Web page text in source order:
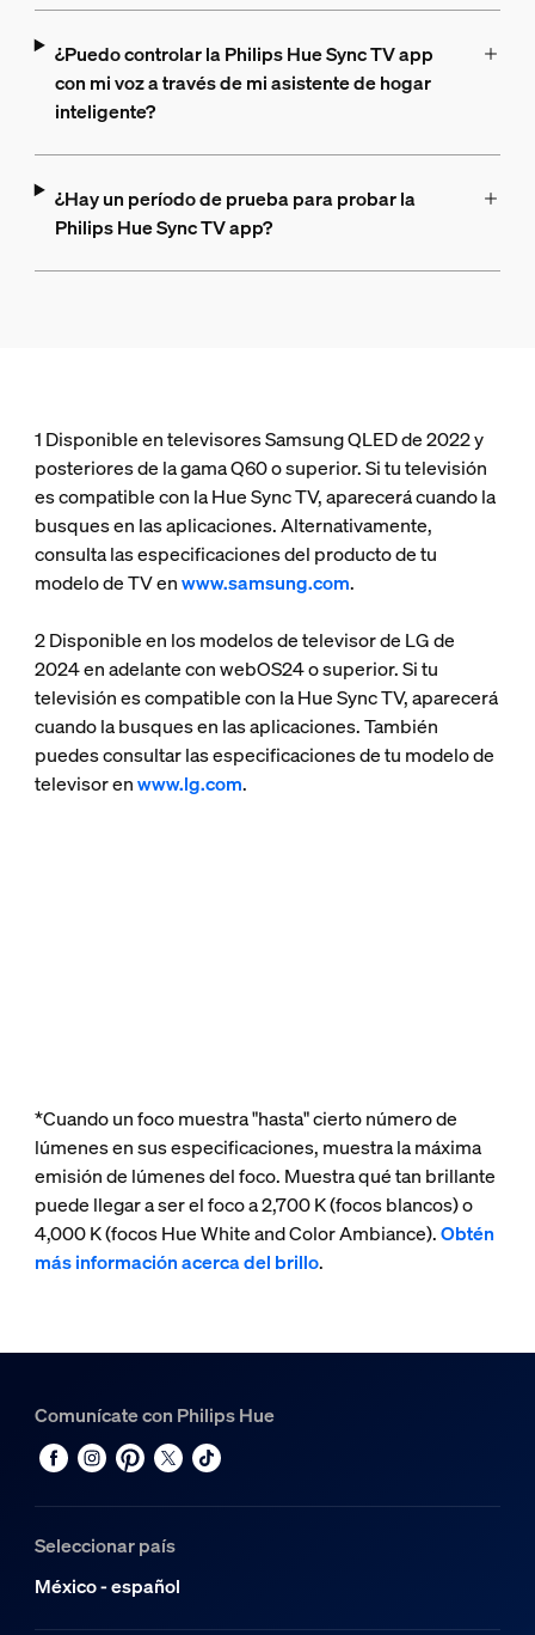
¿Puedo controlar la Philips Hue Sync TV app
con mi voz a través de mi asistente de hogar
inteligente?
¿Hay un período de prueba para probar la
Philips Hue Sync TV app?
1 Disponible en televisores Samsung QLED de 2022 y
posteriores de la gama Q60 o superior. Si tu televisión
es compatible con la Hue Sync TV, aparecerá cuando la
busques en las aplicaciones. Alternativamente,
consulta las especificaciones del producto de tu
modelo de TV enwww.samsung.com.
2 Disponible en los modelos de televisor de LG de
2024 en adelante con webOS24 o superior. Si tu
televisión es compatible con la Hue Sync TV, aparecerá
cuando la busques en las aplicaciones. También
puedes consultar las especificaciones de tu modelo de
televisor enwww.lg.com.
*Cuando un foco muestra "hasta" cierto número de
lúmenes en sus especificaciones, muestra la máxima
emisión de lúmenes del foco. Muestra qué tan brillante
puede llegar a ser el foco a 2,700 K (focos blancos) o
4,000 K (focos Hue White and Color Ambiance).Obtén
más información acerca del brillo.
Comunícate con Philips Hue
Seleccionar país
México - español